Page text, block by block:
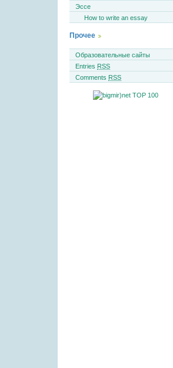
Эссе
How to write an essay
Прочее
Образовательные сайты
Entries RSS
Comments RSS